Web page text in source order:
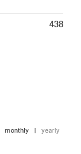
438
monthly yearly